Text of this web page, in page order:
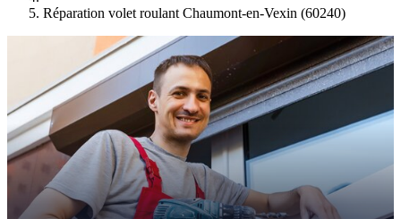
Réparation volet roulant Chaumont-en-Vexin (60240)